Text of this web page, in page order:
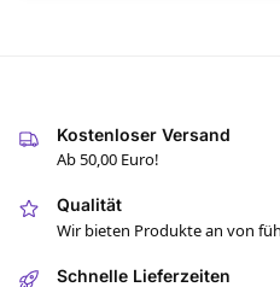
Kostenloser Versand
Ab 50,00 Euro!
Qualität
Wir bieten Produkte an von
Schnelle Lieferzeiten